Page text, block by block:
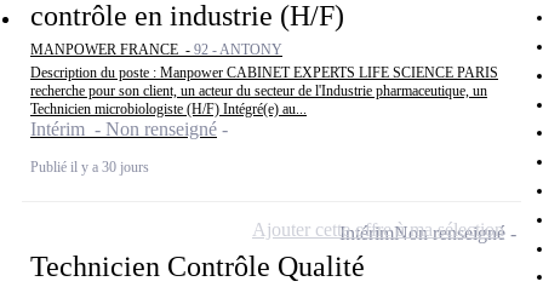
contrôle en industrie (H/F)
MANPOWER FRANCE - 92 - ANTONY
Description du poste : Manpower CABINET EXPERTS LIFE SCIENCE PARIS
recherche pour son client, un acteur du secteur de l'Industrie pharmaceutique, un
Technicien microbiologiste (H/F) Intégré(e) au...
Intérim - Non renseigné
Publié il y a 30 jours
Technicien Contrôle Qualité
IntérimNon renseigné
Ajouter cette offre à ma sélection